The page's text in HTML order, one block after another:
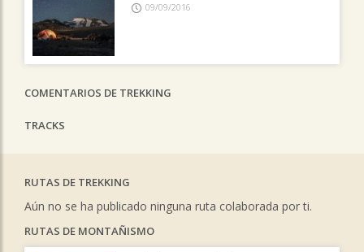
09/09/2016
COMENTARIOS DE TREKKING
TRACKS
RUTAS DE TREKKING
Aún no se ha publicado ninguna ruta colaborada por ti.
RUTAS DE MONTAÑISMO